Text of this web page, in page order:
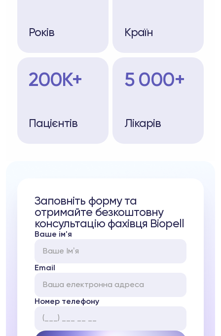
Років Країн
200K+
Пацієнтів
5 000+
Лікарів
Заповніть форму та
отримайте безкоштовну
консультацію фахівця Biopell
Ваше ім'я
Email
Номер телефону